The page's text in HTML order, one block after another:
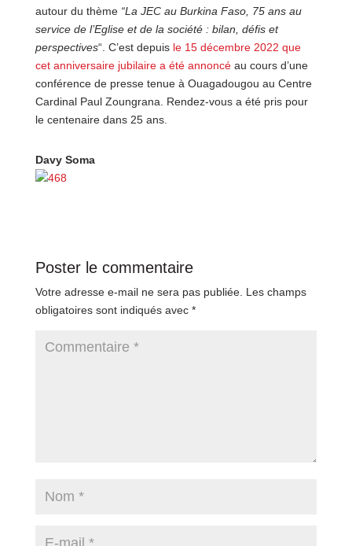
autour du thème “La JEC au Burkina Faso, 75 ans au
service de l’Eglise et de la société : bilan, défis et
perspectives“. C’est depuisle 15 décembre 2022 que
cet anniversaire jubilaire a été annoncéau cours d’une
conférence de presse tenue à Ouagadougou au Centre
Cardinal Paul Zoungrana. Rendez-vous a été pris pour
le centenaire dans 25 ans.
Davy Soma
Poster le commentaire
Votre adresse e-mail ne sera pas publiée. Les champs
obligatoires sont indiqués avec *